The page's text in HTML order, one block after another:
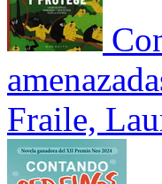
Fraile,